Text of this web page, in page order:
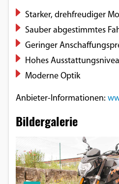
Starker, drehfreudiger
Sauber abgestimmtes
Geringer
Hohes
Moderne Optik
Anbieter-Informationen:
Bildergalerie